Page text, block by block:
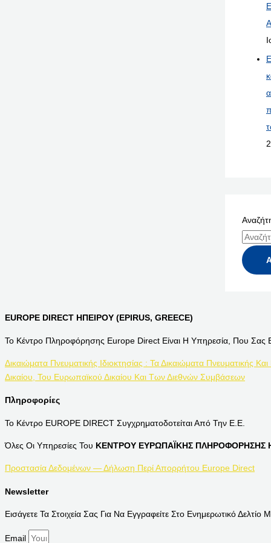
EUROPE DIRECT ΗΠΕΙΡΟΥ (EPIRUS, GREECE)
Το Κέντρο Πληροφόρησης Europe Direct Είναι Η Υπηρεσία, Που Σας
Δικαιώματα Πνευματικής Ιδιοκτησίας : Τα Δικαιώματα Πνευματικής
Δικαίου, Του Ευρωπαϊκού Δικαίου Και Των Διεθνών Συμβάσεων
Πληροφορίες
Το Κέντρο EUROPE DIRECT Συγχρηματοδοτείται Από Την Ε.Ε.
Όλες Οι Υπηρεσίες Του ΚΕΝΤΡΟΥ ΕΥΡΩΠΑΪΚΗΣ ΠΛΗΡΟΦΟΡΗΣΗΣ
Προστασία Δεδομένων — Δήλωση Περί Απορρήτου Europe Direct
Newsletter
Εισάγετε Τα Στοιχεία Σας Για Να Εγγραφείτε Στο Ενημερωτικό Δελτίο
Email